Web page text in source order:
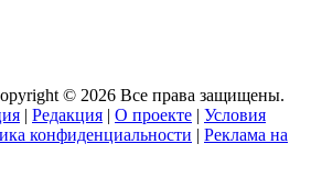
© 2026 Все права защищены.
| Редакция | О проекте | Условия
конфиденциальности | Реклама на